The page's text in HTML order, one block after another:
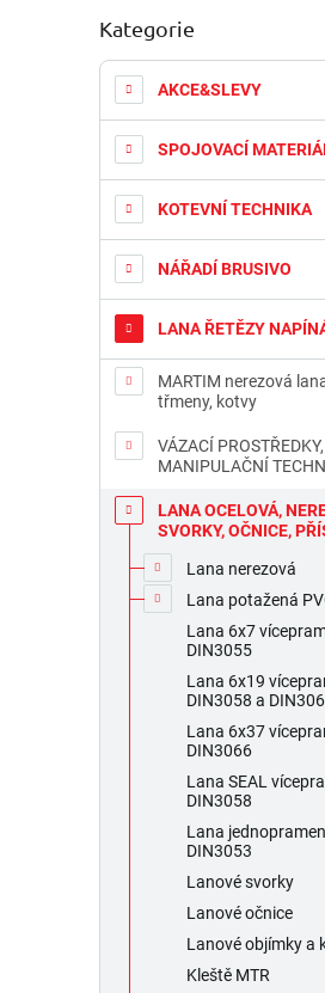
o
s
n
p
n
Přeskočit
kategorie
Kategorie
AKCE&SLEVY
SPOJOVACÍ
KOTEVNÍ TECHNIKA
NÁŘADÍ BRUSIVO
LANA ŘETĚZY
MARTIM nerezová
třmeny, kotvy
VÁZACÍ PROSTŘEDKY,
MANIPULAČNÍ
LANA OCELOVÁ,
SVORKY, OČNICE,
Lana nerezová
Lana potažená
Lana 6x7
DIN3055
Lana 6x19
DIN3058 a
Lana 6x37
DIN3066
Lana SEAL
DIN3058
Lana
DIN3053
Lanové svorky
Lanové očnice
Lanové objímky a
Kleště MTR